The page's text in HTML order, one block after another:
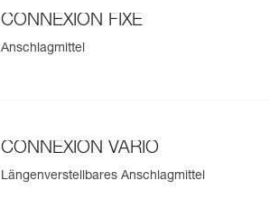
CONNEXION FIXE
Anschlagmittel
CONNEXION VARIO
Längenverstellbares Anschlagmittel